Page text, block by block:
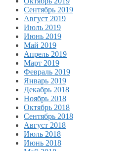
Сентябрь 2019
Август 2019
Июль 2019
Июнь 2019
Май 2019
Апрель 2019
Март 2019
Февраль 2019
Январь 2019
Декабрь 2018
Ноябрь 2018
Октябрь 2018
Сентябрь 2018
Август 2018
Июль 2018
Июнь 2018